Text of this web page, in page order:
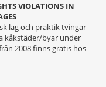
VIOLATIONS IN
lag och praktik tvingar
kåkstäder/byar under
2008 finns gratis hos